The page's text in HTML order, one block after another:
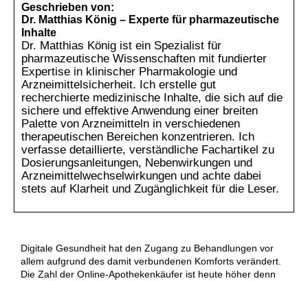
Geschrieben von:
Dr. Matthias König – Experte für pharmazeutische
Inhalte
Dr. Matthias König ist ein Spezialist für
pharmazeutische Wissenschaften mit fundierter
Expertise in klinischer Pharmakologie und
Arzneimittelsicherheit. Ich erstelle gut
recherchierte medizinische Inhalte, die sich auf die
sichere und effektive Anwendung einer breiten
Palette von Arzneimitteln in verschiedenen
therapeutischen Bereichen konzentrieren. Ich
verfasse detaillierte, verständliche Fachartikel zu
Dosierungsanleitungen, Nebenwirkungen und
Arzneimittelwechselwirkungen und achte dabei
stets auf Klarheit und Zugänglichkeit für die Leser.
Digitale Gesundheit hat den Zugang zu Behandlungen vor
allem aufgrund des damit verbundenen Komforts verändert.
Die Zahl der Online-Apothekenkäufer ist heute höher denn